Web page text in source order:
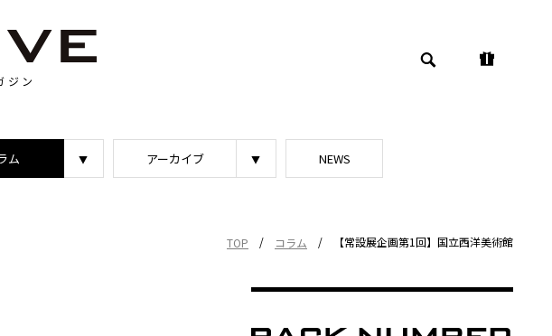
ジン
ム アーカイブ NEWS
TOP / コラム /
【常設展企画第1回】国立西洋美術館